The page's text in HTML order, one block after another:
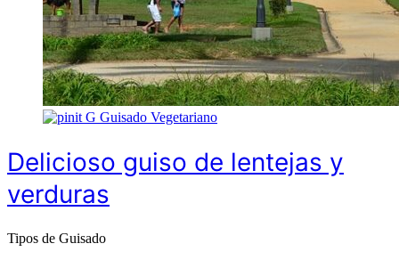
G Guisado Vegetariano
Delicioso guiso de lentejas y
verduras
Tipos de Guisado